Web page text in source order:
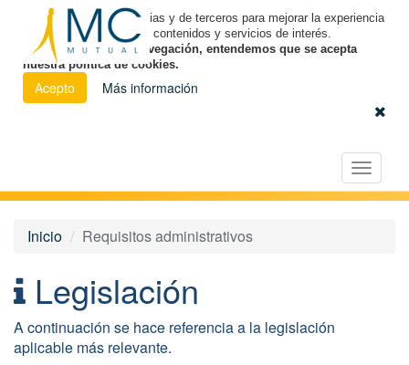
Utilizamos cookies propias y de terceros para mejorar la experiencia
de navegación y ofrecer contenidos y servicios de interés.
Al continuar con la navegación, entendemos que se acepta
nuestra política de cookies.
Acepto Más información
Toggle
Licitación Electrónica
Inicio Requisitos administrativos
Legislación
A continuación se hace referencia a la legislación
aplicable más relevante.